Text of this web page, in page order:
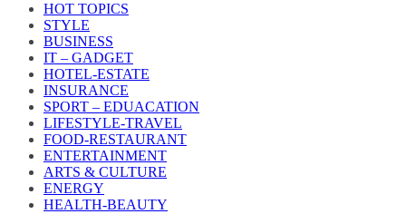
HOT TOPICS
STYLE
BUSINESS
IT – GADGET
HOTEL-ESTATE
INSURANCE
SPORT – EDUACATION
LIFESTYLE​-TRAVEL​
FOOD-RESTAURANT
ENTERTAINMENT
ARTS & CULTURE
ENERGY
HEALTH​-BEAUTY